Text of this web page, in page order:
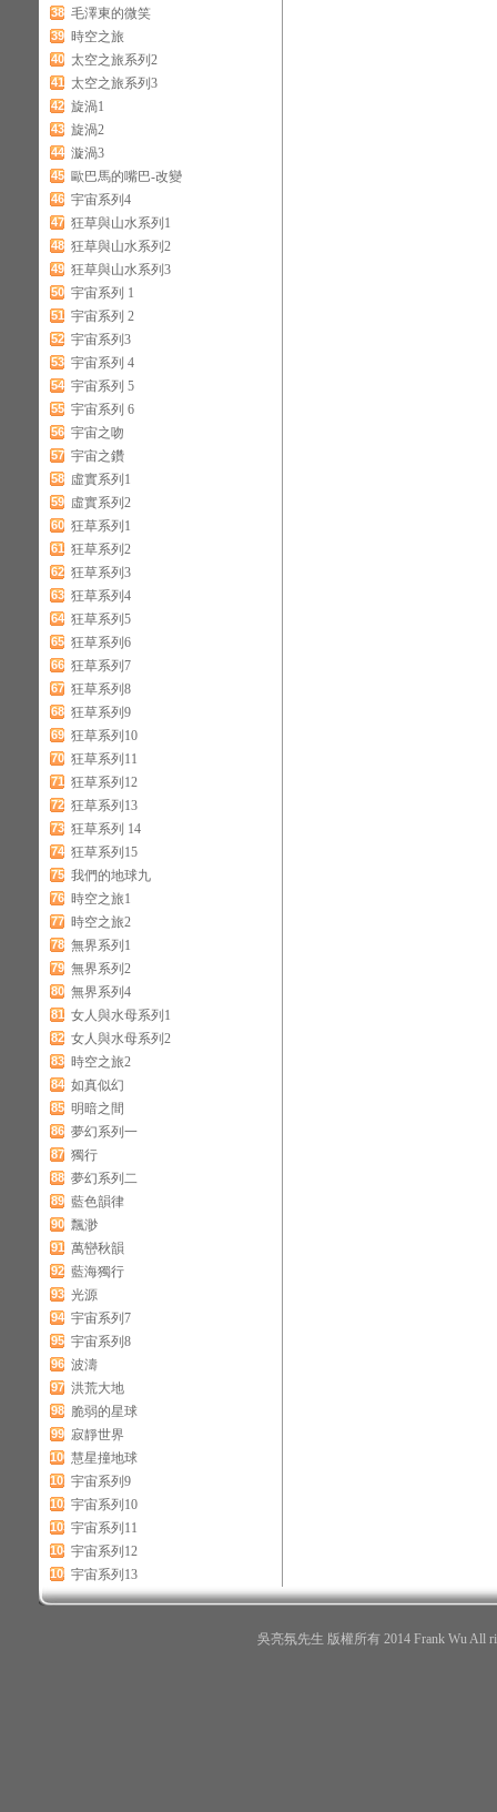
38 毛澤東的微笑
39 時空之旅
40 太空之旅系列2
41 太空之旅系列3
42 旋渦1
43 旋渦2
44 漩渦3
45 歐巴馬的嘴巴-改變
46 宇宙系列4
47 狂草與山水系列1
48 狂草與山水系列2
49 狂草與山水系列3
50 宇宙系列 1
51 宇宙系列 2
52 宇宙系列3
53 宇宙系列 4
54 宇宙系列 5
55 宇宙系列 6
56 宇宙之吻
57 宇宙之鑽
58 虛實系列1
59 虛實系列2
60 狂草系列1
61 狂草系列2
62 狂草系列3
63 狂草系列4
64 狂草系列5
65 狂草系列6
66 狂草系列7
67 狂草系列8
68 狂草系列9
69 狂草系列10
70 狂草系列11
71 狂草系列12
72 狂草系列13
73 狂草系列 14
74 狂草系列15
75 我們的地球九
76 時空之旅1
77 時空之旅2
78 無界系列1
79 無界系列2
80 無界系列4
81 女人與水母系列1
82 女人與水母系列2
83 時空之旅2
84 如真似幻
85 明暗之間
86 夢幻系列一
87 獨行
88 夢幻系列二
89 藍色韻律
90 飄渺
91 萬巒秋韻
92 藍海獨行
93 光源
94 宇宙系列7
95 宇宙系列8
96 波濤
97 洪荒大地
98 脆弱的星球
99 寂靜世界
100 慧星撞地球
101 宇宙系列9
102 宇宙系列10
103 宇宙系列11
104 宇宙系列12
105 宇宙系列13
吳亮氛先生 版權所有 2014 Frank Wu All